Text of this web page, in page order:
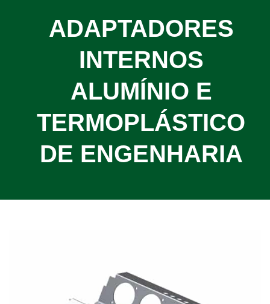
ADAPTADORES
INTERNOS
ALUMÍNIO E
TERMOPLÁSTICO
DE ENGENHARIA